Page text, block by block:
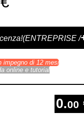
/
impegno di 12 mesi
online e tutorial
0.00